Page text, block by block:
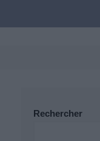
Rechercher